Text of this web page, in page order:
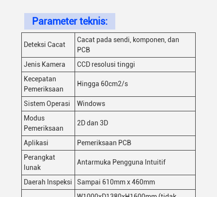
Parameter teknis:
Deteksi Cacat
Cacat pada sendi, komponen, dan
PCB
Jenis Kamera
CCD resolusi tinggi
Kecepatan
Pemeriksaan
Hingga 60cm2/s
Sistem Operasi
Windows
Modus
Pemeriksaan
2D dan 3D
Aplikasi
Pemeriksaan PCB
Perangkat
lunak
Antarmuka Pengguna Intuitif
Daerah Inspeksi Sampai 610mm x 460mm